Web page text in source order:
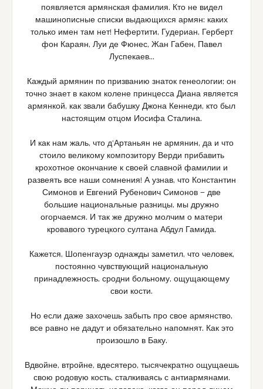
появляется армянская фамилия. Кто не видел
машинописные списки выдающихся армян: каких
только имен там нет! Нефертити, Гудериан, Герберт
фон Караян, Луи де Фюнес, Жан Габен, Павел
Луспекаев…
Каждый армянин по призванию знаток генеологии; он
точно знает в каком колене принцесса Диана является
армянкой, как звали бабушку Джона Кеннеди, кто был
настоящим отцом Иосифа Сталина.
И как нам жаль, что д’Артаньян не армянин, да и что
стоило великому композитору Верди прибавить
крохотное окончание к своей славной фамилии и
развеять все наши сомнения! А узнав, что Константин
Симонов и Евгений Рубенович Симонов — две
большие национальные разницы, мы дружно
огорчаемся. И так же дружно молчим о матери
кровавого турецкого султана Абдул Гамида.
Кажется, Шопенгауэр однажды заметил, что человек,
постоянно чувствующий национальную
принадлежность, сродни больному, ощущающему
свои кости.
Но если даже захочешь забыть про свое армянство,
все равно не дадут и обязательно напомнят. Как это
произошло в Баку.
Вдвойне, втройне, вдесятеро, тысячекратно ощущаешь
свою родовую кость, сталкиваясь с антиармянами.